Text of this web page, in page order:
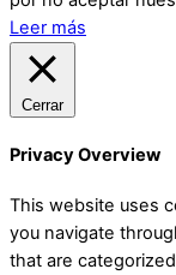
Leer más
Cerrar
Privacy Overview
This website uses
you navigate
that are